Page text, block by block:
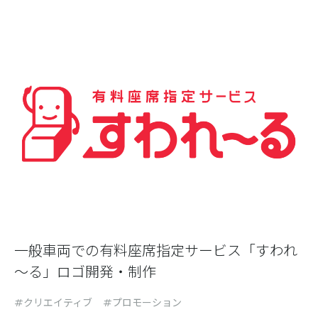
一般車両での有料座席指定サービス「すわれ
～る」ロゴ開発・制作
クリエイティブ プロモーション